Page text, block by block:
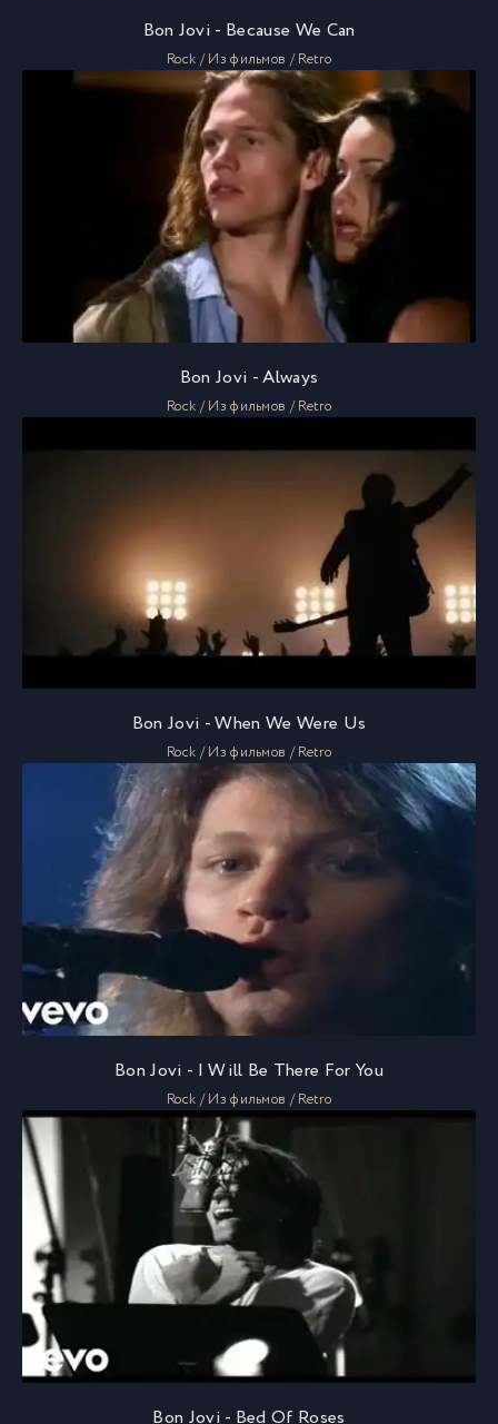
Bon Jovi - Because We Can
Rock / Из фильмов / Retro
Bon Jovi - Always
Rock / Из фильмов / Retro
Bon Jovi - When We Were Us
Rock / Из фильмов / Retro
Bon Jovi - I Will Be There For You
Rock / Из фильмов / Retro
Bon Jovi - Bed Of Roses